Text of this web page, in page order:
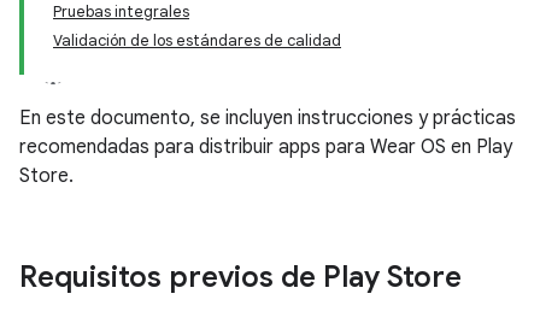
Pruebas integrales
Validación de los estándares de calidad
En este documento, se incluyen instrucciones y prácticas
recomendadas para distribuir apps para Wear OS en Play
Store.
Requisitos previos de Play Store